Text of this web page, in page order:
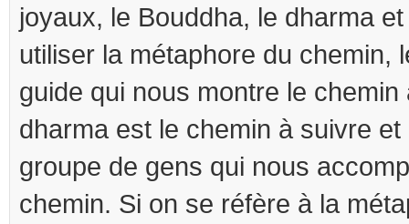
joyaux, le Bouddha, le dharma
utiliser la métaphore du chemin,
guide qui nous montre le chemin
dharma est le chemin à suivre
groupe de gens qui nous
chemin. Si on se réfère à la